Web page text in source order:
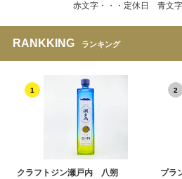
赤文字・・・定休日 青文
RANKKING ランキング
1
クラフトジン瀬戸内 八朔
2
プラ